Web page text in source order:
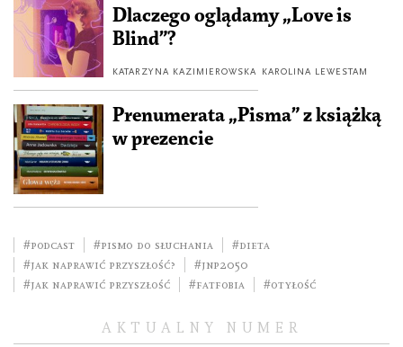
Dlaczego oglądamy „Love is
Blind”?
KATARZYNA KAZIMIEROWSKA KAROLINA LEWESTAM
Prenumerata „Pisma” z książką
w prezencie
#podcast #pismo do słuchania
#dieta
#Jak naprawić przyszłość?
#JNP2050
#jak naprawić przyszłość
#fatfobia #otyłość
AKTUALNY NUMER